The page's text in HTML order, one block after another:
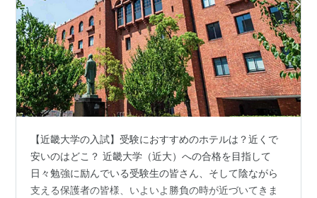
西悠子（競泳）、山本貴司（競泳）、中尾美樹（競
泳）、入江陵介（競泳）、馬場賢治（サッカー）、つん
く♂（音楽プロデューサー）、牧野隆志（東京プリ
ン）、名越康文 （精神科医）など。
その他
マグロの養殖研究に力を入れており、水産研究所は世界
初となるマグロの完全養殖に成功した。完全養殖のクロ
マグロの成魚を「近大マグロ」として販売している。水
産研究所ならびに大学院農学研究科は、2002年度〜
【近畿大学の入試】受験におすすめのホテルは？近くで
安いのはどこ？ 近畿大学（近大）への合格を目指して
日々勉強に励んでいる受験生の皆さん、そして陰ながら
支える保護者の皆様、いよいよ勝負の時が近づいてきま